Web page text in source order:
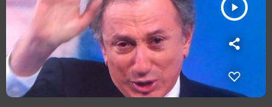
play_arrow